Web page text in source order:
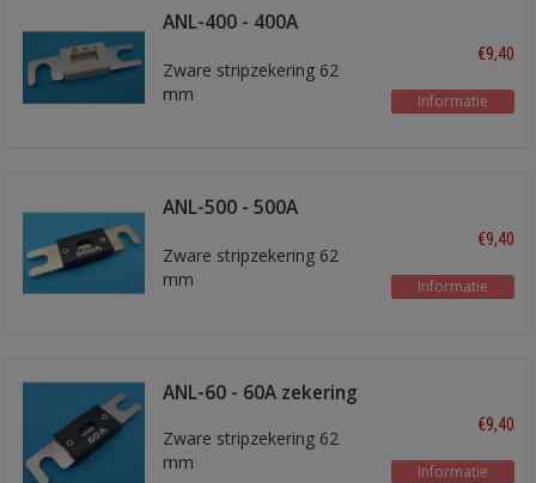
ANL-400 - 400A
Zware stripzekering 62
mm
€9,40
Informatie
ANL-500 - 500A
Zware stripzekering 62
mm
€9,40
Informatie
ANL-60 - 60A zekering
Zware stripzekering 62
mm
€9,40
Informatie